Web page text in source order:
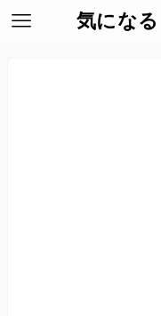
気にな